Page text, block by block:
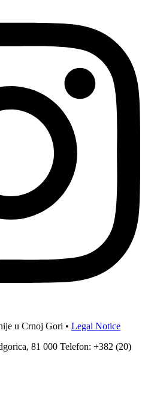
u Crnoj Gori • Legal Notice
81 000 Telefon: +382 (20)